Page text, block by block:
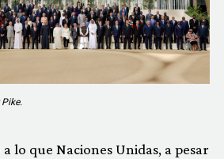
lo que Naciones Unidas, a pesar